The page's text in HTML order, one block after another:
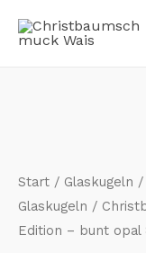
Inhalt
Start / Glaskugeln /
Glaskugeln /
Edition – bunt opal